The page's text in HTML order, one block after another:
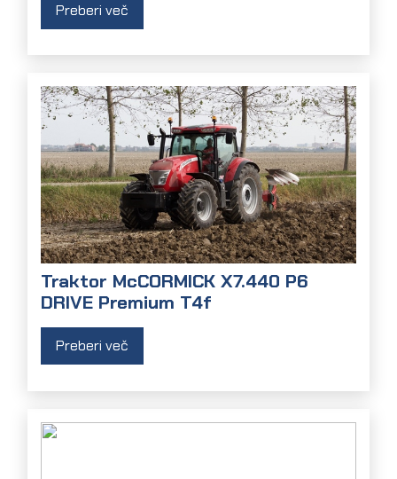
Preberi več
Traktor McCORMICK X7.440 P6
DRIVE Premium T4f
Preberi več